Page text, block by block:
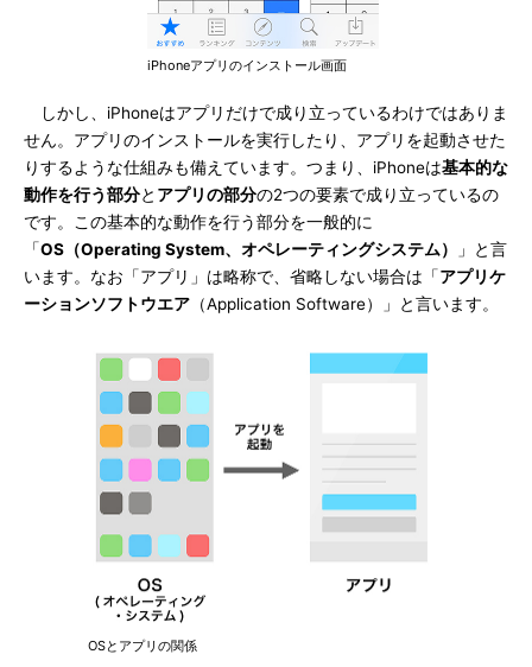
iPhoneアプリのインストール画面
しかし、iPhoneはアプリだけで成り立っているわけではありま
せん。アプリのインストールを実行したり、アプリを起動させた
りするような仕組みも備えています。つまり、iPhoneは基本的な
動作を行う部分と アプリの部分の2つの要素で成り立っているの
です。この基本的な動作を行う部分を一般的に
「OS（Operating System、オペレーティングシステム）
」と言
います。なお「アプリ」は略称で、省略しない場合は「アプリケ
ーションソフトウエア （Application Software）」と言います。
OSとアプリの関係